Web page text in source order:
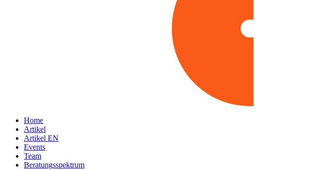
Home
Artikel
Artikel EN
Events
Team
Beratungsspektrum